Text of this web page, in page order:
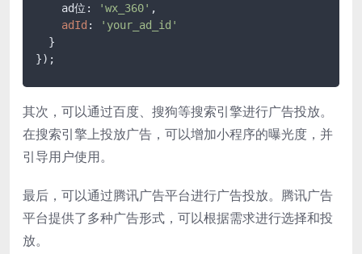
    ad位:
'wx_360' ,
adId :
'your_ad_id'
  }
});
其次，可以通过百度、搜狗等搜索引擎进行广告投放。
在搜索引擎上投放广告，可以增加小程序的曝光度，并
引导用户使用。
最后，可以通过腾讯广告平台进行广告投放。腾讯广告
平台提供了多种广告形式，可以根据需求进行选择和投
放。